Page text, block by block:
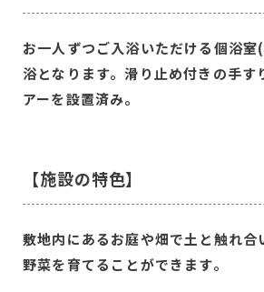
お一人ずつご入浴いただける個浴
浴となります。滑り止め付きの手す
アーを設置済み。
【施設の特色】
敷地内にあるお庭や畑で土と触れ合
野菜を育てることができます。